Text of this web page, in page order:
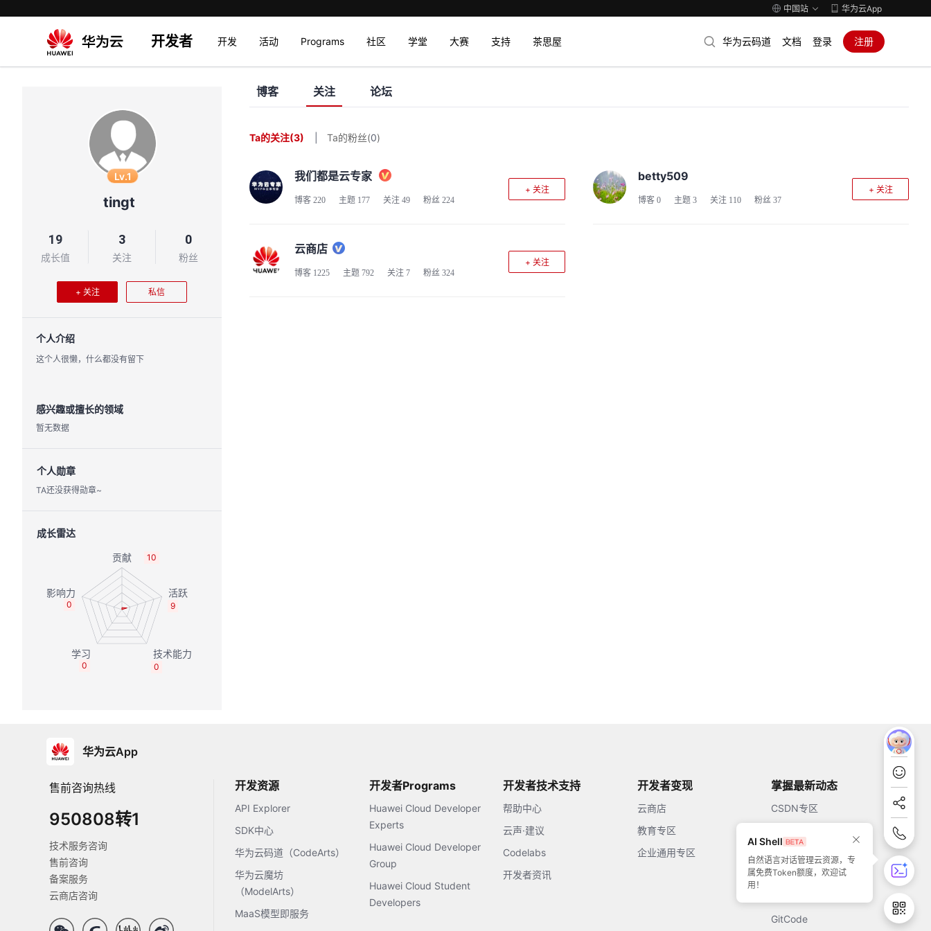
中国站 华为云App
开发者 开发 活动 Programs 社区 学堂 大赛 支持 茶思屋 华为云码道 文档 登录 注册
Lv.1
tingt
19
成长值
3
关注
0
粉丝
+ 关注 私信
个人介绍
这个人很懒，什么都没有留下
感兴趣或擅长的领域
暂无数据
个人勋章
TA还没获得勋章~
成长雷达
10
9
0
0
0
博客 关注 论坛
Ta的关注(3) Ta的粉丝(0)
我们都是云专家
博客 220 主题 177 关注 49 粉丝 224
+ 关注
betty509
博客 0 主题 3 关注 110 粉丝 37
+ 关注
云商店
博客 1225 主题 792 关注 7 粉丝 324
+ 关注
华为云App
售前咨询热线
950808转1
技术服务咨询
售前咨询
备案服务
云商店咨询
开发资源
API Explorer
SDK中心
华为云码道（CodeArts）
华为云魔坊
（ModelArts）
MaaS模型即服务
开发者Programs
Huawei Cloud Developer
Experts
Huawei Cloud Developer
Group
Huawei Cloud Student
Developers
开发者技术支持
帮助中心
云声·建议
Codelabs
开发者资讯
开发者变现
云商店
教育专区
企业通用专区
掌握最新动态
CSDN专区
51CTO
GitCode
AI Shell
自然语言对话管理云资源，专
属免费Token额度，欢迎试
用！